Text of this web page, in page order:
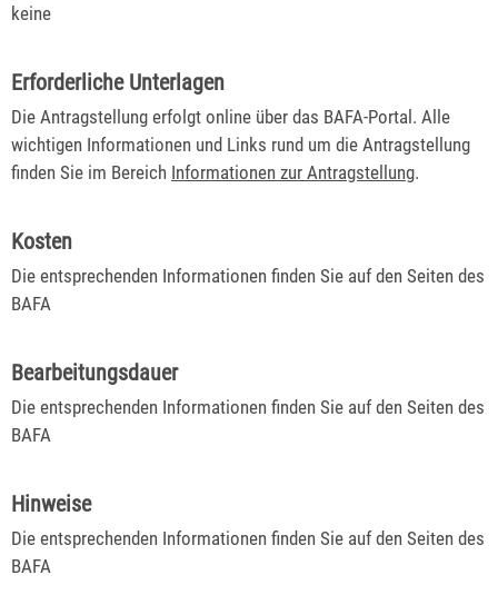
keine
Erforderliche Unterlagen
Die Antragstellung erfolgt online über das BAFA-Portal. Alle
wichtigen Informationen und Links rund um die Antragstellung
finden Sie im Bereich Informationen zur Antragstellung.
Kosten
Die entsprechenden Informationen finden Sie auf den Seiten des
BAFA
Bearbeitungsdauer
Die entsprechenden Informationen finden Sie auf den Seiten des
BAFA
Hinweise
Die entsprechenden Informationen finden Sie auf den Seiten des
BAFA